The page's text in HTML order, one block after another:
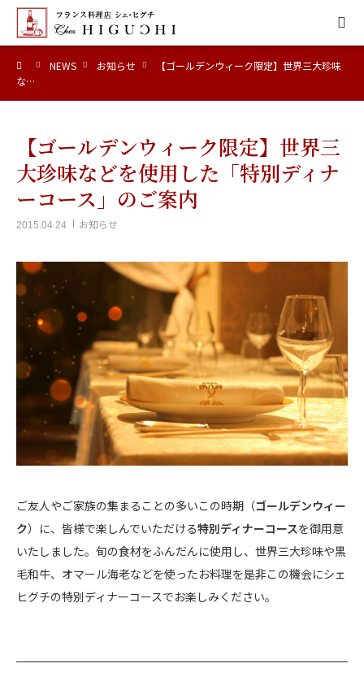
NEWS お知らせ
【ゴールデンウィーク限定】世界三大珍味
な…
【ゴールデンウィーク限定】世界三
大珍味などを使用した「特別ディナ
ーコース」のご案内
2015.04.24 お知らせ
ご友人やご家族の集まることの多いこの時期（ゴールデンウィー
ク）に、皆様で楽しんでいただける特別ディナーコースを御用意
いたしました。旬の食材をふんだんに使用し、世界三大珍味や黒
毛和牛、オマール海老などを使ったお料理を是非この機会にシェ
ヒグチの特別ディナーコースでお楽しみください。
HOME
MENU
ACCESS
CALENDAR